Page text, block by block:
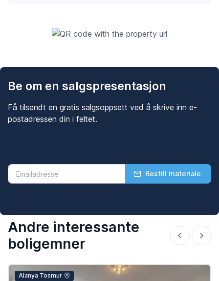
Be om en salgspresentasjon
Få tilsendt en gratis salgsoppsett ved å skrive inn e-
postadressen din i feltet.
Bestill materiale
Andre interessante
boligemner
Alanya Tosmur